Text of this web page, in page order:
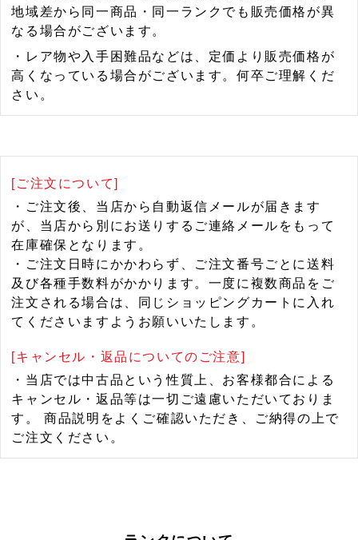
地域差から同一商品・同一ランクでも販売価格が異
なる場合がございます。
・レア物や入手困難品などは、定価より販売価格が
高くなっている場合がございます。何卒ご理解くだ
さい。
[ご注文について]
・ご注文後、当店から自動返信メールが届きます
が、当店から別にお送りするご連絡メールをもって
在庫確保となります。
・ご注文日時にかかわらず、ご注文番号ごとに送料
及び各種手数料がかかります。一度に複数商品をご
注文される場合は、同じショッピングカートに入れ
てくださいますようお願いいたします。
[キャンセル・返品についてのご注意]
・当店では中古品という性質上、お客様都合による
キャンセル・返品等は一切ご遠慮いただいておりま
す。 商品説明をよくご確認いただき、ご納得の上で
ご注文ください。